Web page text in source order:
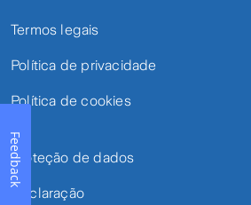
Termos legais
Política de privacidade
Política de cookies
Proteção de dados
Declaração
Feedback